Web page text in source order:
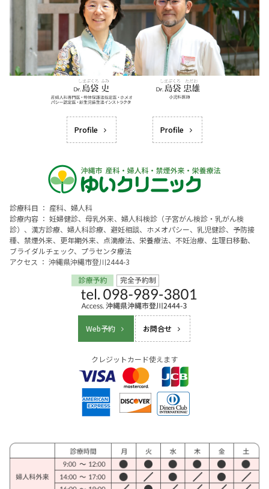
Profile Profile
診療科目 ： 産科、婦人科
診療内容 ： 妊婦健診、母乳外来、婦人科検診（子宮がん検診・乳がん検
診）、漢方診療、婦人科診療、避妊相談、ホメオパシー、乳児健診、予防接
種、禁煙外来、更年期外来、点滴療法、栄養療法、不妊治療、生理日移動、
ブライダルチェック、プラセンタ療法
アクセス ： 沖縄県沖縄市登川2444-3
Web予約 お問合せ
クレジットカード使えます